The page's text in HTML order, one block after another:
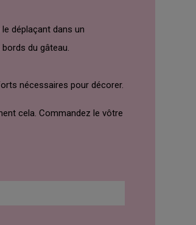
déplaçant dans un
du gâteau.
nécessaires pour décorer.
cela. Commandez le vôtre